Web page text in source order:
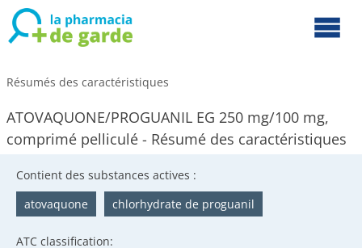
Résumés des caractéristiques
ATOVAQUONE/PROGUANIL EG 250 mg/100 mg,
comprimé pelliculé - Résumé des caractéristiques
Contient des substances actives :
atovaquone
chlorhydrate de proguanil
ATC classification: